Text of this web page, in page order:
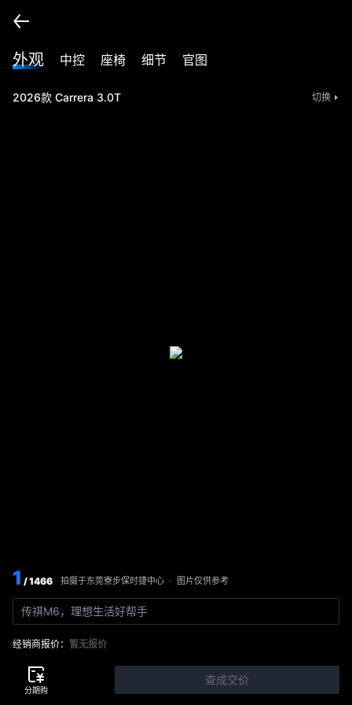
外观 中控 座椅 细节 官图
2026款 Carrera 3.0T 切换
1 / 1466 拍摄于东莞寮步保时捷中心 · 图片仅供参考
传祺M6，理想生活好帮手
经销商报价： 暂无报价
查成交价